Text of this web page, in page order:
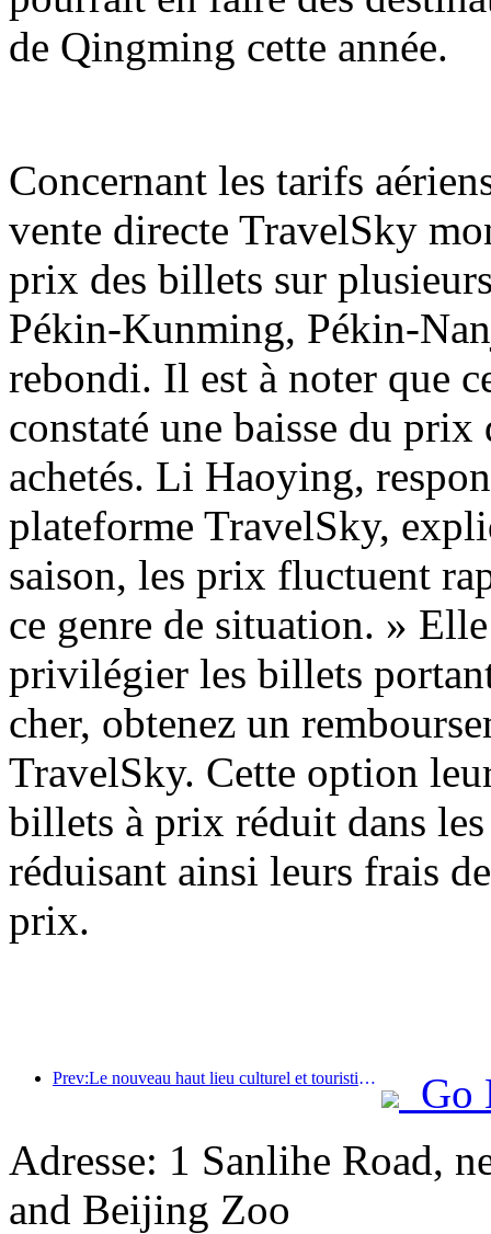
de Qingming cette année.
Concernant les tarifs
vente directe TravelSky
prix des billets sur
Pékin-Kunming, Pékin-
rebondi. Il est à noter que
constaté une baisse du
achetés. Li Haoying,
plateforme TravelSky,
saison, les prix fluctuent
ce genre de situation. »
privilégier les billets
cher, obtenez un
TravelSky. Cette option
billets à prix réduit dans
réduisant ainsi leurs frais
prix.
Prev:Le nouveau haut lieu culturel et touristique du quartier de Pinnacle Park à Pékin ouvrira officiellement ses portes cette année.
Go
Adresse: 1 Sanlihe Road,
and Beijing Zoo